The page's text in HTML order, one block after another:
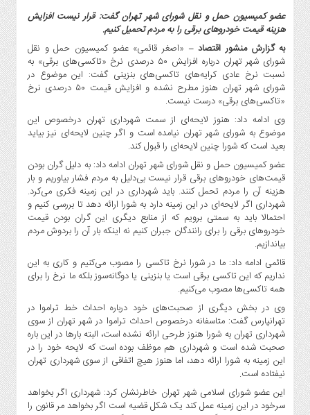
آپ
و
فن
آوری
بانک
،
بیمه
و
ارز
دیجیتال
کشاورزی
و
صنایع
غذایی
سیاسی
و
بین
الملل
روز
گوناگون
عضو کمیسیون حمل و نقل شورای شهر تهران گفت: قرار نیست افزایش
هزینه قیمت خودروهای برقی را به مردم تحمیل کنیم.
به گزارش منشور اقتصاد – «اصغر قائمی» عضو کمیسیون حمل و نقل
شورای شهر تهران درباره افزایش ۵۰ درصدی نرخ «تاکسی‌های برقی» به
نسبت نرخ عادی کرایه‌های تاکسی‌های بنزینی گفت: این موضوع در
شورای شهر تهران هنوز مطرح نشده و افزایش قیمت ۵۰ درصدی نرخ
«تاکسی‌های برقی» درست نیست.
وی ادامه داد: هنوز لایحه‌ای از سمت شهرداری تهران درخصوص این
موضوع به شورای شهر تهران نیامده است و اگر چنین لایحه‌ای نیز بیاید
بعید است که شورا چنین لایحه‌ای را قبول کند.
عضو کمیسیون حمل و نقل شورای شهر تهران ادامه داد: به دلیل گران بودن
قیمت‌های خودروهای برقی قرار نیست بی‌دلیل به مردم فشار بیاوریم و بار
هزینه آن را مردم تحمل کنند. باید شهرداری در این زمینه فکری می‌کرد.
شهرداری اگر لایحه‌ای در این زمینه دارد به شورا ارائه دهد تا بررسی کنیم و
احتمالا باید به سمتی برویم که از منابع دیگری این گران بودن قیمت
خودروهای برقی را برای رانندگان جبران کنیم نه اینکه بار آن را بردوش مردم
بیاندازیم.
قائمی ادامه داد: ما در شورا نرخ تاکسی را مصوب می‌کنیم و کاری به این
نداریم که این تاکسی برقی است یا بنزینی یا دوگانه‌سوز بلکه ما نرخ را برای
همه تاکسی‌ها مصوب می‌کنیم.
وی در بخش دیگری از صحبت‌های خود درباره احداث خط تراموا در
تهرانپارس گفت: متاسفانه درخصوص احداث تراموا در شهر تهران از سوی
شهرداری تهران به شورا هنوز طرحی ارائه نشده است، البته بارها در این باره
صحبت شده است و شهرداری هم موظف بوده است که لایحه خود را در
این زمینه به شورا ارائه دهد، اما هنوز هیچ اتفاقی از سوی شهرداری تهران
نیفتاده است.
این عضو شورای اسلامی شهر تهران خاطرنشان کرد: شهرداری اگر بخواهد
سرخود در این زمینه عمل کند یک شکل قضیه است اگر بخواهد مر قانون را